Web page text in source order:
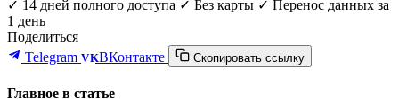
✓ 14 дней полного доступа ✓ Без карты ✓ Перенос данных за
1 день
Поделиться
Telegram VKВКонтакте Скопировать ссылку
Главное в статье